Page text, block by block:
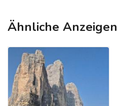
Ähnliche Anzeigen